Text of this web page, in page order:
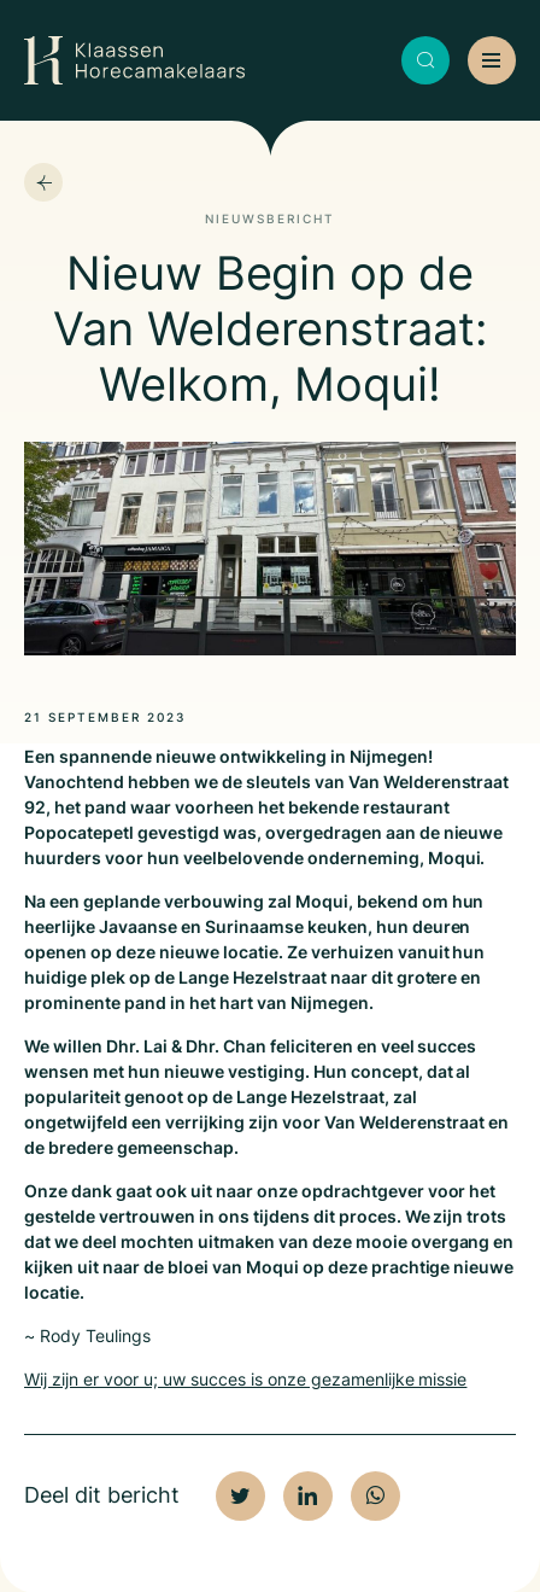
NIEUWSBERICHT
Nieuw Begin op de
Van Welderenstraat:
Welkom, Moqui!
21 SEPTEMBER 2023
Een spannende nieuwe ontwikkeling in Nijmegen!
Vanochtend hebben we de sleutels van Van Welderenstraat
92, het pand waar voorheen het bekende restaurant
Popocatepetl gevestigd was, overgedragen aan de nieuwe
huurders voor hun veelbelovende onderneming, Moqui.
Na een geplande verbouwing zal Moqui, bekend om hun
heerlijke Javaanse en Surinaamse keuken, hun deuren
openen op deze nieuwe locatie. Ze verhuizen vanuit hun
huidige plek op de Lange Hezelstraat naar dit grotere en
prominente pand in het hart van Nijmegen.
We willen Dhr. Lai & Dhr. Chan feliciteren en veel succes
wensen met hun nieuwe vestiging. Hun concept, dat al
populariteit genoot op de Lange Hezelstraat, zal
ongetwijfeld een verrijking zijn voor Van Welderenstraat en
de bredere gemeenschap.
Onze dank gaat ook uit naar onze opdrachtgever voor het
gestelde vertrouwen in ons tijdens dit proces. We zijn trots
dat we deel mochten uitmaken van deze mooie overgang en
kijken uit naar de bloei van Moqui op deze prachtige nieuwe
locatie.
~ Rody Teulings
Wij zijn er voor u; uw succes is onze gezamenlijke missie
Deel dit bericht